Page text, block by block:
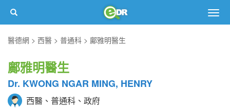
醫德網
西醫 普通科 鄺雅明醫生
鄺雅明醫生
Dr. KWONG NGAR MING, HENRY
西醫、普通科、政府